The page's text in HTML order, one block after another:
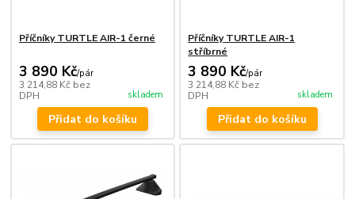
Příčníky TURTLE AIR-1 černé
3 890 Kč/pár
3 214,88 Kč bez
DPH
skladem
Přidat do košíku
Příčníky TURTLE AIR-1
stříbrné
3 890 Kč/pár
3 214,88 Kč bez
DPH
skladem
Přidat do košíku